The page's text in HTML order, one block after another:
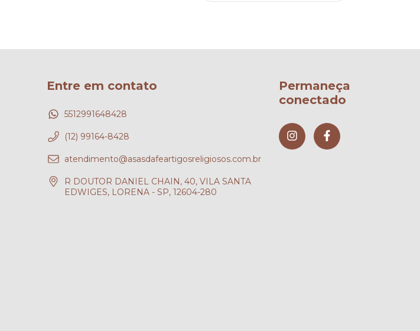
Entre em contato
5512991648428
(12) 99164-8428
atendimento@asasdafeartigosreligiosos.com.br
R DOUTOR DANIEL CHAIN, 40, VILA SANTA
EDWIGES, LORENA - SP, 12604-280
Permaneça
conectado